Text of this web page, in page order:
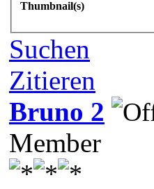
Thumbnail(s)
Suchen
Zitieren
Bruno 2
Member